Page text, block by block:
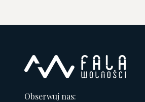
Obserwuj nas: